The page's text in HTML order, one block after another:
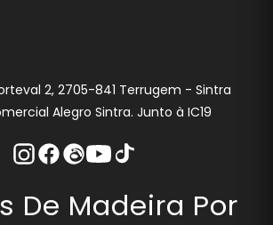
2, 2705-841 Terrugem - Sintra
Alegro Sintra. Junto à IC19
Instagram
Facebook
ThreadsYoutube
Tiktok
De Madeira Por